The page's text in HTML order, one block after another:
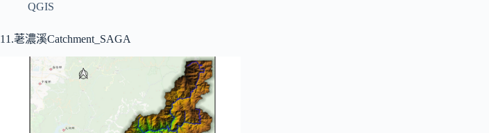
QGIS
11.荖濃溪Catchment_SAGA